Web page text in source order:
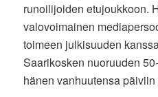
runoilijoiden etujoukkoon.
valovoimainen
toimeen julkisuuden
Saarikosken nuoruuden
hänen vanhuutensa